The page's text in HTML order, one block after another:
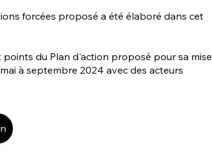
forcées proposé a été élaboré dans cet
du Plan d'action proposé pour sa mise
à septembre 2024 avec des acteurs